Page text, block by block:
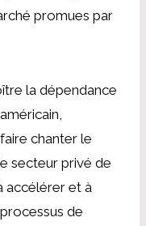
promues par
la dépendance
chanter le
secteur privé de
accélérer et à
de